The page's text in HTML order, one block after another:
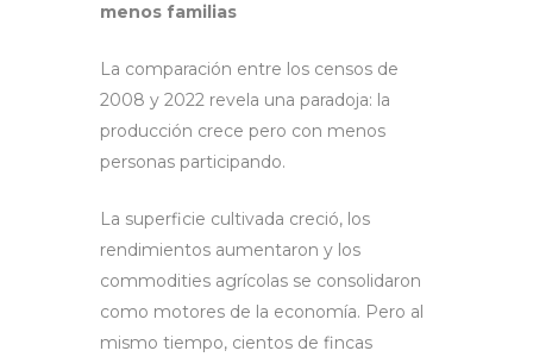
menos familias
La comparación entre los censos de
2008 y 2022 revela una paradoja: la
producción crece pero con menos
personas participando.
La superficie cultivada creció, los
rendimientos aumentaron y los
commodities agrícolas se consolidaron
como motores de la economía. Pero al
mismo tiempo, cientos de fincas